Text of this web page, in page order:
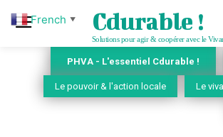
Cdurable !
Solutions pour agir & coopérer avec le
PHVA - L'essentiel Cdurable !
Le pouvoir & l'action locale Le
French ▼